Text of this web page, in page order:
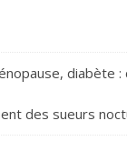
diabète
des sueurs